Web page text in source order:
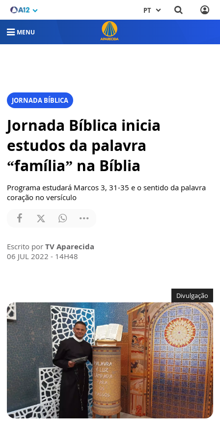
PT
MENU
JORNADA BÍBLICA
Jornada Bíblica inicia
estudos da palavra
“família” na Bíblia
Programa estudará Marcos 3, 31-35 e o sentido da palavra
coração no versículo
Escrito por TV Aparecida
06 JUL 2022 - 14H48
Divulgação